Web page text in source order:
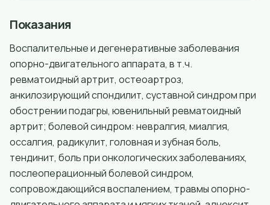
Показания
Воспалительные и дегенеративные заболевания
опорно-двигательного аппарата, в т.ч.
ревматоидный артрит, остеоартроз,
анкилозирующий спондилит, суставной синдром при
обострении подагры, ювенильный ревматоидный
артрит; болевой синдром: невралгия, миалгия,
оссалгия, радикулит, головная и зубная боль,
тендинит, боль при онкологических заболеваниях,
послеоперационный болевой синдром,
сопровождающийся воспалением, травмы опорно-